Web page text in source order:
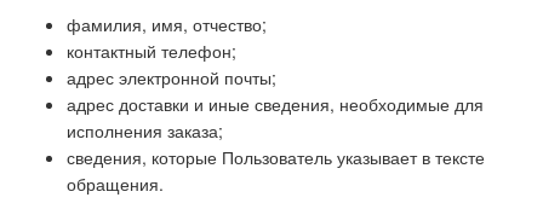
фамилия, имя, отчество;
контактный телефон;
адрес электронной почты;
адрес доставки и иные сведения, необходимые для
исполнения заказа;
сведения, которые Пользователь указывает в тексте
обращения.